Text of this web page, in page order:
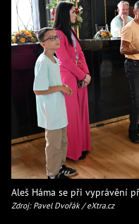
Aleš Háma se při vyprávění
Zdroj: Pavel Dvořák / eXtra.cz